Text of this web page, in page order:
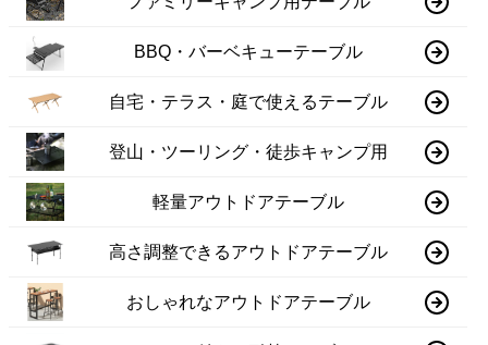
BBQ・バーベキューテーブル
自宅・テラス・庭で使えるテーブル
登山・ツーリング・徒歩キャンプ用
軽量アウトドアテーブル
高さ調整できるアウトドアテーブル
おしゃれなアウトドアテーブル